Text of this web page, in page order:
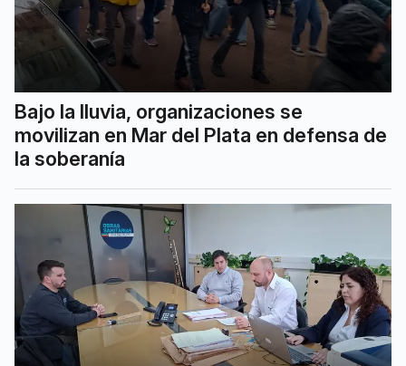
Bajo la lluvia, organizaciones se
movilizan en Mar del Plata en defensa de
la soberanía